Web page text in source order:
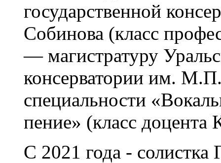
государственной
Собинова (класс
— магистратуру
консерватории им.
специальности
пение» (класс
С 2021 года - солистка